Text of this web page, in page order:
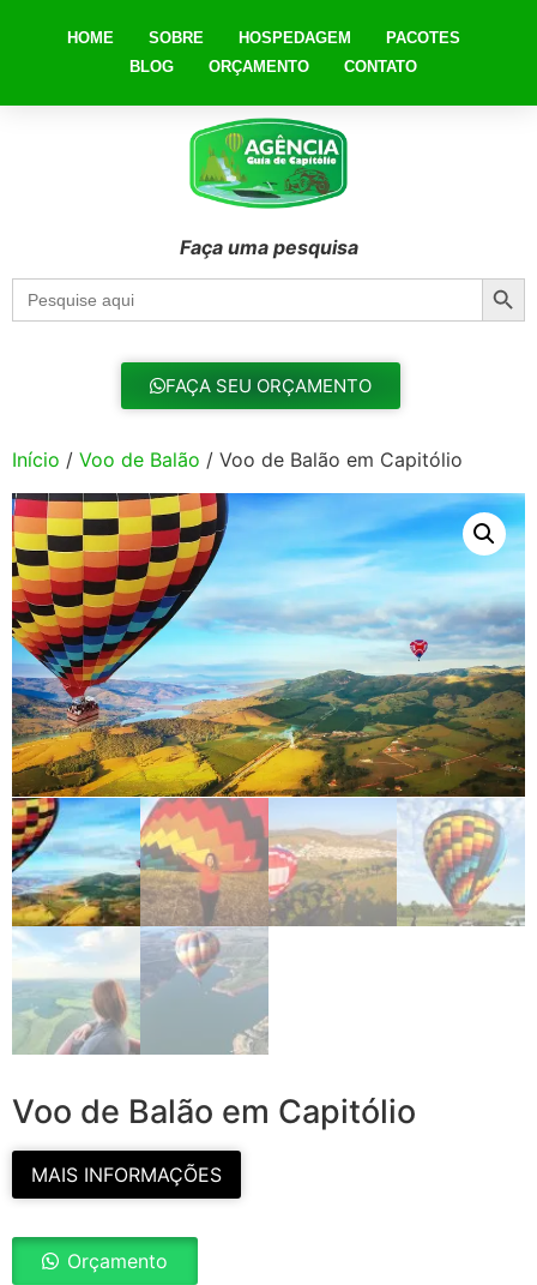
HOME SOBRE HOSPEDAGEM
PACOTES
BLOG
ORÇAMENTO CONTATO
Faça uma pesquisa
Search
for:
FAÇA SEU ORÇAMENTO
Início / Voo de Balão / Voo de Balão em Capitólio
Voo de Balão em Capitólio
MAIS INFORMAÇÕES
Orçamento